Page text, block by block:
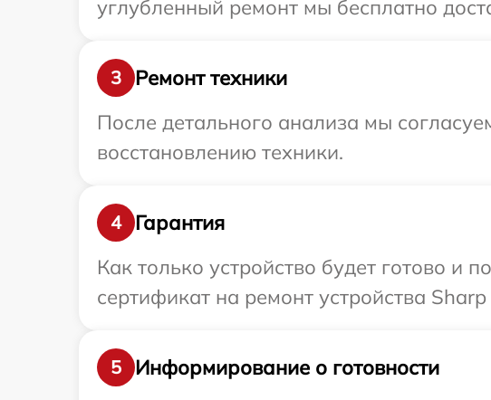
углубленный ремонт мы бесплатно
3
Ремонт техники
После детального анализа мы
восстановлению техники.
4
Гарантия
Как только устройство будет готово
сертификат на ремонт устройства
5
Информирование о готовности